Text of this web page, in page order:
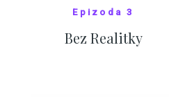
Epizoda 3
Bez Realitky